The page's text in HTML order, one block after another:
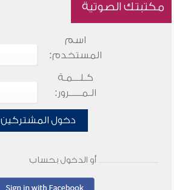
مكتبتك الصوتية
اسم
المستخدم:
كـلـــمـة
الـمـــــرور:
دخول المشتركين
أو الدخول بحساب